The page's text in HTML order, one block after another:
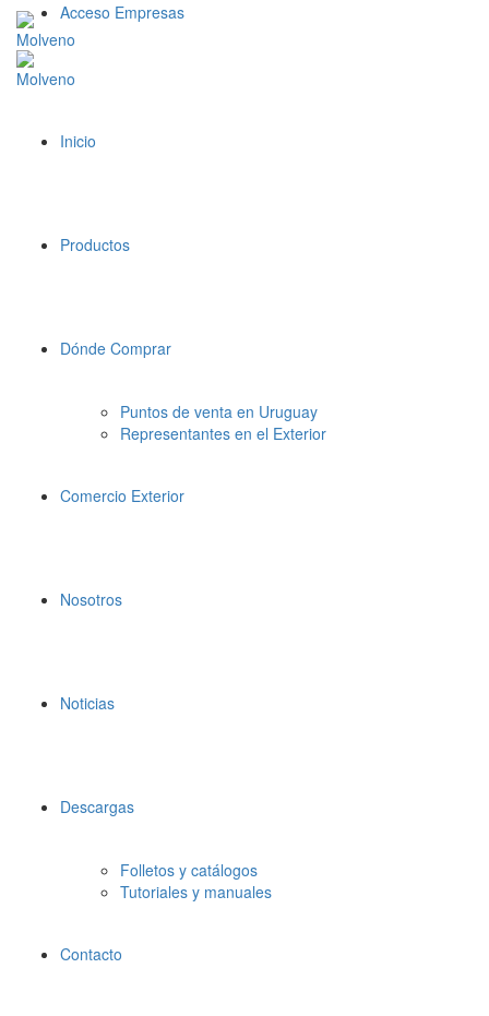
Acceso Empresas
Inicio
Productos
Dónde Comprar
Puntos de venta en Uruguay
Representantes en el Exterior
Comercio Exterior
Nosotros
Noticias
Descargas
Folletos y catálogos
Tutoriales y manuales
Contacto